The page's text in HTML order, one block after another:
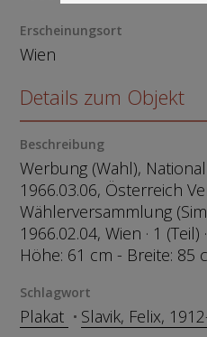
Erscheinungsort
Wien
Details zum Objekt
Beschreibung
Werbung (Wahl),
1966.03.06, Österreich
Wählerversammlung
1966.02.04, Wien · 1
Höhe: 61 cm - Breite: 85
Schlagwort
Plakat Slavik, Felix,